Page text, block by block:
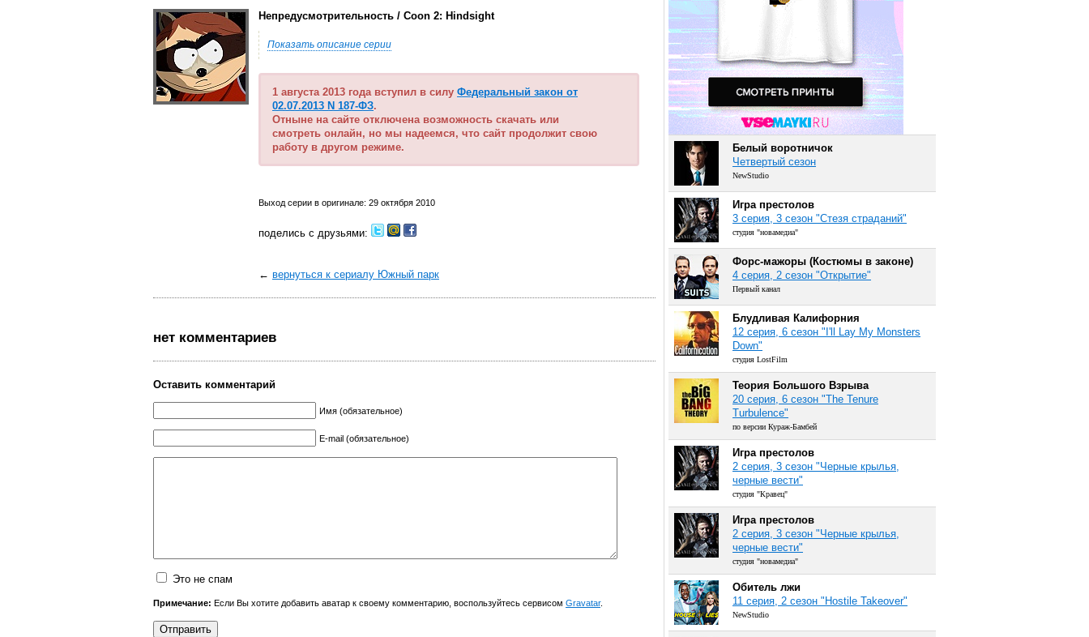
Непредусмотрительность / Coon 2: Hindsight
Показать описание серии
1 августа 2013 года вступил в силу Федеральный закон от
02.07.2013 N 187-ФЗ.
Отныне на сайте отключена возможность скачать или
смотреть онлайн, но мы надеемся, что сайт продолжит свою
работу в другом режиме.
Выход серии в оригинале: 29 октября 2010
поделись с друзьями:
← вернуться к сериалу Южный парк
нет комментариев
Оставить комментарий
Имя (обязательное)
E-mail (обязательное)
Это не спам
Примечание: Если Вы хотите добавить аватар к своему комментарию, воспользуйтесь сервисом Gravatar.
Белый воротничок
Четвертый сезон
NewStudio
Игра престолов
3 серия, 3 сезон "Стезя страданий"
студия "новамедиа"
Форс-мажоры (Костюмы в законе)
4 серия, 2 сезон "Открытие"
Первый канал
Блудливая Калифорния
12 серия, 6 сезон "I'll Lay My Monsters
Down"
студия LostFilm
Теория Большого Взрыва
20 серия, 6 сезон "The Tenure
Turbulence"
по версии Кураж-Бамбей
Игра престолов
2 серия, 3 сезон "Черные крылья,
черные вести"
студия "Кравец"
Игра престолов
2 серия, 3 сезон "Черные крылья,
черные вести"
студия "новамедиа"
Обитель лжи
11 серия, 2 сезон "Hostile Takeover"
NewStudio